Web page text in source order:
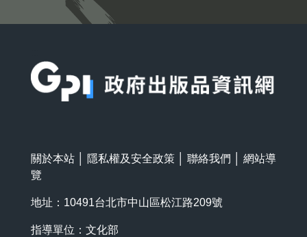
關於本站 隱私權及安全政策 聯絡我們
網站導
覽
地址：10491台北市中山區松江路209號
指導單位：文化部